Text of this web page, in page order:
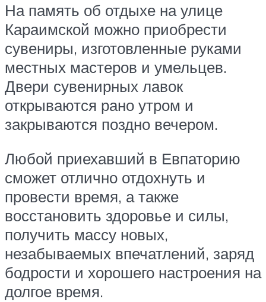
На память об отдыхе на улице
Караимской можно приобрести
сувениры, изготовленные руками
местных мастеров и умельцев.
Двери сувенирных лавок
открываются рано утром и
закрываются поздно вечером.
Любой приехавший в Евпаторию
сможет отлично отдохнуть и
провести время, а также
восстановить здоровье и силы,
получить массу новых,
незабываемых впечатлений, заряд
бодрости и хорошего настроения на
долгое время.